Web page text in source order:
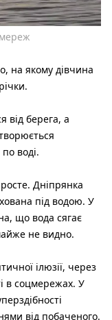
на якому дівчина
від берега, а
воді.
Дніпрянка
під водою. У
що вода сягає
не видно.
ілюзії, через
в соцмережах. У
від побаченого.